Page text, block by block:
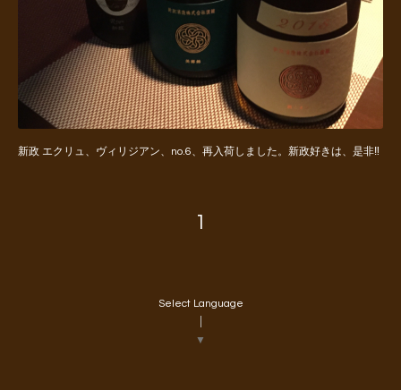
新政 エクリュ、ヴィリジアン、no.6、再入荷しました。新政好きは、是非‼️
1
Select Language
▼